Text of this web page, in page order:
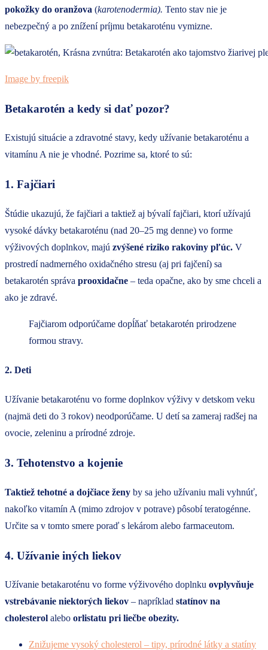
pokožky do oranžova (karotenodermia). Tento stav nie je
nebezpečný a po znížení príjmu betakaroténu vymizne.
Image by freepik
Betakarotén a kedy si dať pozor?
Existujú situácie a zdravotné stavy, kedy užívanie betakaroténu a
vitamínu A nie je vhodné. Pozrime sa, ktoré to sú:
1. Fajčiari
Štúdie ukazujú, že fajčiari a taktiež aj bývalí fajčiari, ktorí užívajú
vysoké dávky betakaroténu (nad 20–25 mg denne) vo forme
výživových doplnkov, majú zvýšené riziko rakoviny pľúc. V
prostredí nadmerného oxidačného stresu (aj pri fajčení) sa
betakarotén správa prooxidačne – teda opačne, ako by sme chceli a
ako je zdravé.
Fajčiarom odporúčame dopĺňať betakarotén prirodzene
formou stravy.
2. Deti
Užívanie betakaroténu vo forme doplnkov výživy v detskom veku
(najmä deti do 3 rokov) neodporúčame. U detí sa zameraj radšej na
ovocie, zeleninu a prírodné zdroje.
3. Tehotenstvo a kojenie
Taktiež tehotné a dojčiace ženy by sa jeho užívaniu mali vyhnúť,
nakoľko vitamín A (mimo zdrojov v potrave) pôsobí teratogénne.
Určite sa v tomto smere poraď s lekárom alebo farmaceutom.
4. Užívanie iných liekov
Užívanie betakaroténu vo forme výživového doplnku ovplyvňuje
vstrebávanie niektorých liekov – napríklad statínov na
cholesterol alebo orlistatu pri liečbe obezity.
Znižujeme vysoký cholesterol – tipy, prírodné látky a statíny